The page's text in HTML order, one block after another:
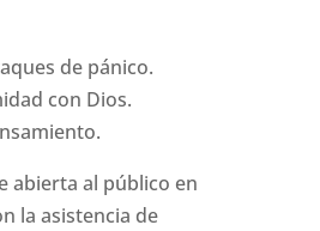
de pánico.
con Dios.
abierta al público en
la asistencia de